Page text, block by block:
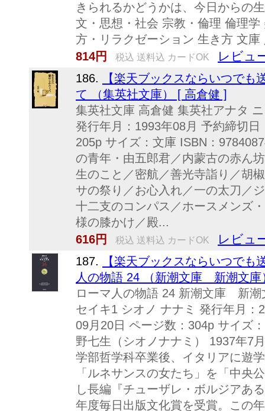
きられるかどうかは、今日からの
文・思想・社会 宗教・倫理 倫理
方・リラクゼーション 生き方 文庫
814円
税込 送料込 カードOK レビュ
186.
【楽天ブックスならいつで
て （集英社文庫） [ 高倉健 ]
集英社文庫 高倉健 集英社アナタ
発行年月：1993年08月 予約締切
205p サイズ：文庫 ISBN：
の青年・由五郎君／内蒙古の赤ん
生のこと／密航／善光寺詣り／胡
サの祭り／お心入れ／一の太刀／
十二支のコンパス／ホースメンズ
様の膝かけ／殿...
616円
税込 送料込 カードOK レビュ
187.
【楽天ブックスならいつで
人の物語 24 （新潮文庫 新潮文庫
ローマ人の物語 24 新潮文庫 新潮
セイキ1 シオノ ナナミ 発行年月：
09月20日 ページ数：304p サイズ
野七生（シオノナナミ） 1937年7
学部哲学科卒業後、イタリアに遊
「ルネサンスの女たち」を「中央
し長編『チューザレ・ボルジアあ
年度毎日出版文化賞を受賞。この